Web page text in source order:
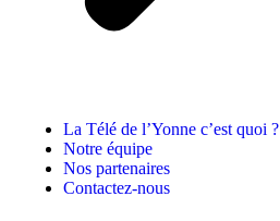
La Télé de l’Yonne c’est quoi ?
Notre équipe
Nos partenaires
Contactez-nous